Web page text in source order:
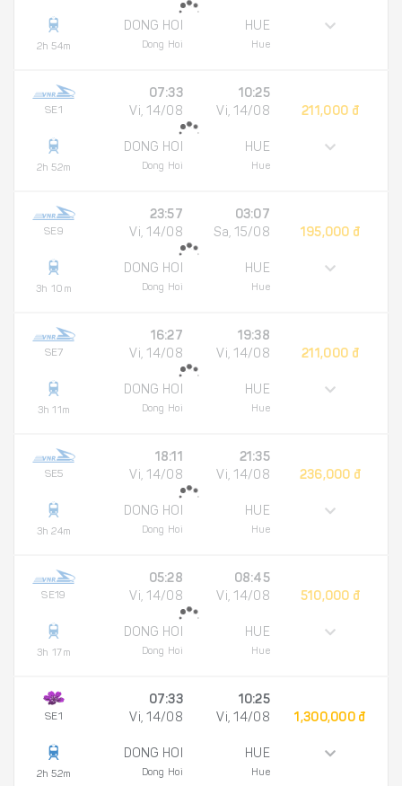
2h 54m
DONG HOI
Dong Hoi
HUE
Hue
SE1
2h 52m
07:33
Vi, 14/08
DONG HOI
Dong Hoi
10:25
Vi, 14/08
HUE
Hue
211,000 đ
SE9
3h 10m
23:57
Vi, 14/08
DONG HOI
Dong Hoi
03:07
Sa, 15/08
HUE
Hue
195,000 đ
SE7
3h 11m
16:27
Vi, 14/08
DONG HOI
Dong Hoi
19:38
Vi, 14/08
HUE
Hue
211,000 đ
SE5
3h 24m
18:11
Vi, 14/08
DONG HOI
Dong Hoi
21:35
Vi, 14/08
HUE
Hue
236,000 đ
SE19
3h 17m
05:28
Vi, 14/08
DONG HOI
Dong Hoi
08:45
Vi, 14/08
HUE
Hue
510,000 đ
SE1
2h 52m
07:33
Vi, 14/08
DONG HOI
Dong Hoi
10:25
Vi, 14/08
HUE
Hue
1,300,000 đ